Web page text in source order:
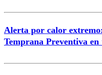
Alerta por calor
Temprana Preventiva en